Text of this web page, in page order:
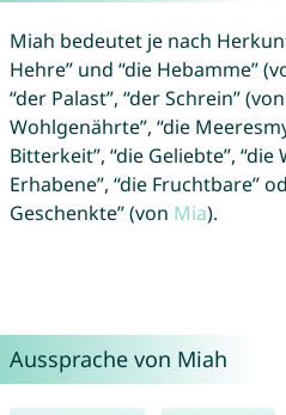
Miah bedeutet je nach
Hehre” und “die Hebamme”
“der Palast”, “der Schrein” (von
Wohlgenährte”, “die
Bitterkeit”, “die Geliebte”, “die
Erhabene”, “die Fruchtbare”
Geschenkte” (von Mia).
Aussprache von Miah